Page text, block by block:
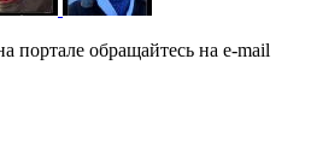
обращайтесь на e-mail